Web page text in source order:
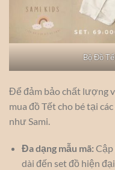
Bộ Đồ
Để đảm bảo chất lượng
mua đồ Tết cho bé tại
như Sami.
Đa dạng mẫu mã:
dài đến set đồ hiện